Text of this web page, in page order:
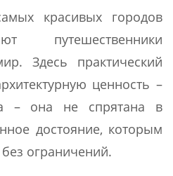
красивых городов
путешественники
Здесь практический
ценность –
– она не спрятана в
достояние, которым
ограничений.